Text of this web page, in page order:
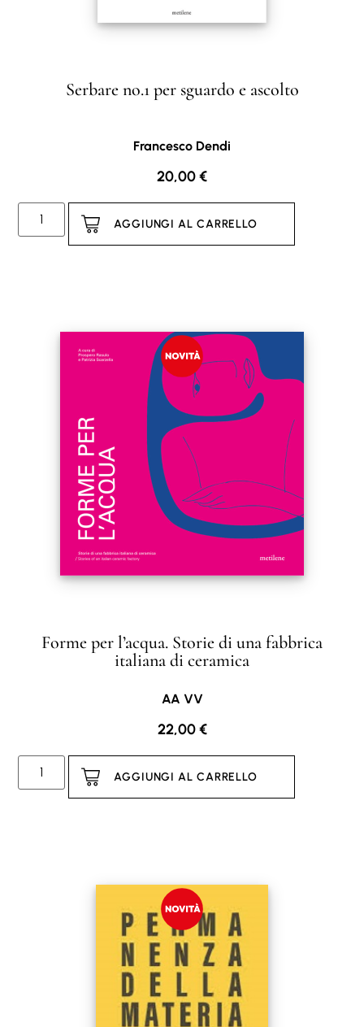
Serbare no.1 per sguardo e ascolto
Francesco Dendi
20,00€
AGGIUNGI AL CARRELLO
Forme per l’acqua. Storie di una fabbrica
italiana di ceramica
AA VV
22,00€
AGGIUNGI AL CARRELLO